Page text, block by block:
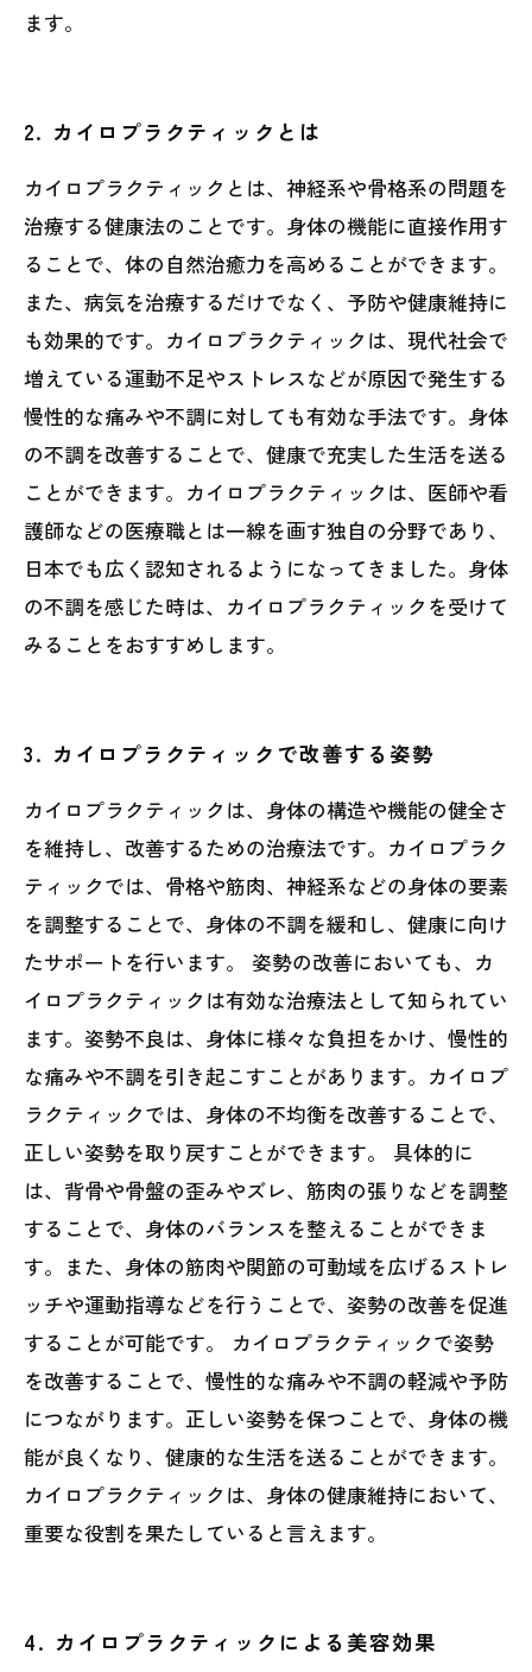
ます。
2. カイロプラクティックとは
カイロプラクティックとは、神経系や骨格系の問題を
治療する健康法のことです。身体の機能に直接作用す
ることで、体の自然治癒力を高めることができます。
また、病気を治療するだけでなく、予防や健康維持に
も効果的です。カイロプラクティックは、現代社会で
増えている運動不足やストレスなどが原因で発生する
慢性的な痛みや不調に対しても有効な手法です。身体
の不調を改善することで、健康で充実した生活を送る
ことができます。カイロプラクティックは、医師や看
護師などの医療職とは一線を画す独自の分野であり、
日本でも広く認知されるようになってきました。身体
の不調を感じた時は、カイロプラクティックを受けて
みることをおすすめします。
3. カイロプラクティックで改善する姿勢
カイロプラクティックは、身体の構造や機能の健全さ
を維持し、改善するための治療法です。カイロプラク
ティックでは、骨格や筋肉、神経系などの身体の要素
を調整することで、身体の不調を緩和し、健康に向け
たサポートを行います。 姿勢の改善においても、カ
イロプラクティックは有効な治療法として知られてい
ます。姿勢不良は、身体に様々な負担をかけ、慢性的
な痛みや不調を引き起こすことがあります。カイロプ
ラクティックでは、身体の不均衡を改善することで、
正しい姿勢を取り戻すことができます。 具体的に
は、背骨や骨盤の歪みやズレ、筋肉の張りなどを調整
することで、身体のバランスを整えることができま
す。また、身体の筋肉や関節の可動域を広げるストレ
ッチや運動指導などを行うことで、姿勢の改善を促進
することが可能です。 カイロプラクティックで姿勢
を改善することで、慢性的な痛みや不調の軽減や予防
につながります。正しい姿勢を保つことで、身体の機
能が良くなり、健康的な生活を送ることができます。
カイロプラクティックは、身体の健康維持において、
重要な役割を果たしていると言えます。
4. カイロプラクティックによる美容効果